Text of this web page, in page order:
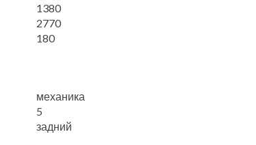
1380
2770
180
механика
5
задний